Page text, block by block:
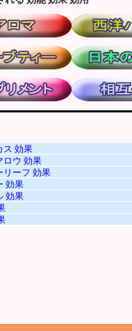
ス 効果
ロウ 効果
リーフ 効果
効果
効果